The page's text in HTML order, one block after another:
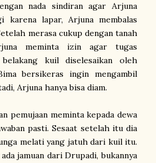
nada sindiran agar Arjuna
karena lapar, Arjuna membalas
merasa cukup dengan tanah
meminta izin agar tugas
kuil diselesaikan oleh
bersikeras ingin mengambil
Arjuna hanya bisa diam.
pemujaan meminta kepada dewa
pasti. Sesaat setelah itu dia
melati yang jatuh dari kuil itu.
jamuan dari Drupadi, bukannya